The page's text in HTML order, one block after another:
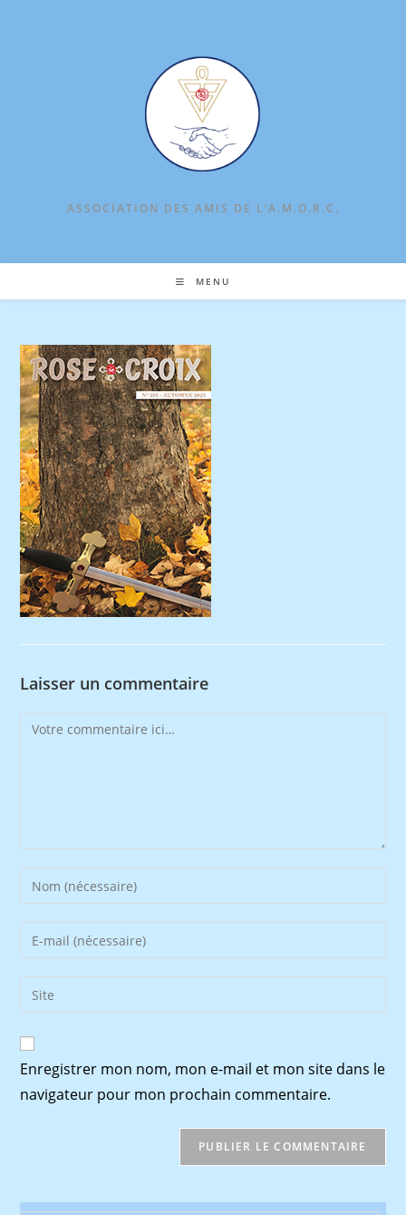
ASSOCIATION DES AMIS DE L‘A.M.O.R.C.
MENU
Laisser un commentaire
Comment
Enter
your
name
comment
Enter
your
email
address
comment
Saisir
l’URL
de
votre
site
(facultatif)
Enregistrer mon nom, mon e-mail et mon site dans le
navigateur pour mon prochain commentaire.